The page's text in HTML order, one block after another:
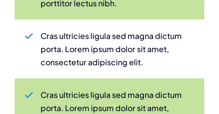
porttitor lectus nibh.
Cras ultricies ligula sed magna dictum
porta. Lorem ipsum dolor sit amet,
consectetur adipiscing elit.
Cras ultricies ligula sed magna dictum
porta. Lorem ipsum dolor sit amet,